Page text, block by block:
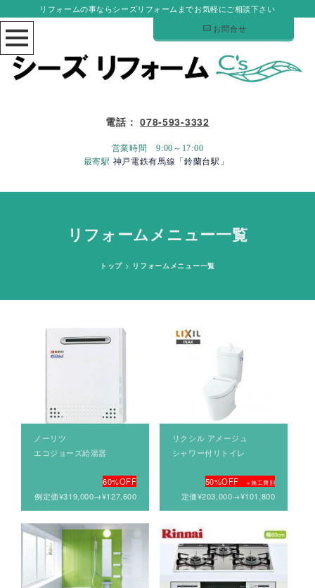
リフォームの事ならシーズリフォームまでお気軽にご相談下さい
お問合せ
電話： 078-593-3332
営業時間 9:00～17:00
最寄駅 神戸電鉄有馬線「鈴蘭台駅」
リフォームメニュー一覧
トップ > リフォームメニュー一覧
ノーリツ
エコジョーズ給湯器
60%OFF
例定価¥319,000→¥127,600
リクシル アメージュ
シャワー付リトイレ
50%OFF※施工費別
定価¥203,000→¥101,800